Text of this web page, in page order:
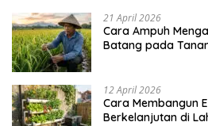
21 April 2026
Cara Ampuh
Batang pada
12 April 2026
Cara Membangun
Berkelanjutan di